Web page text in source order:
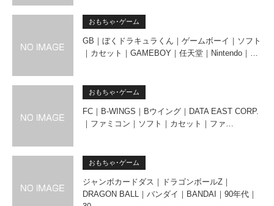
おもちゃ･ゲーム
GB｜ぼくドラキュラくん｜ゲームボーイ｜ソフト
｜カセット｜GAMEBOY｜任天堂｜Nintendo｜…
おもちゃ･ゲーム
FC｜B-WINGS｜Bウイング｜DATA EAST CORP.
｜ファミコン｜ソフト｜カセット｜ファ…
おもちゃ･ゲーム
ジャンボカードダス｜ドラゴンボールZ｜
DRAGON BALL｜バンダイ｜BANDAI｜90年代｜